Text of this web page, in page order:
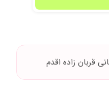
قربان زاده اقدم